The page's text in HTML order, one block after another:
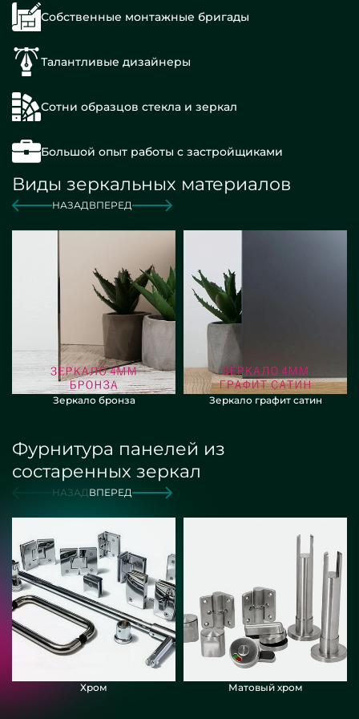
Собственные монтажные бригады
Талантливые дизайнеры
Сотни образцов стекла и зеркал
Большой опыт работы с застройщиками
Виды зеркальных материалов
НАЗАДВПЕРЕД
Зеркало бронза Зеркало графит сатин
Фурнитура панелей из
состаренных зеркал
НАЗАДВПЕРЕД
Хром Матовый хром